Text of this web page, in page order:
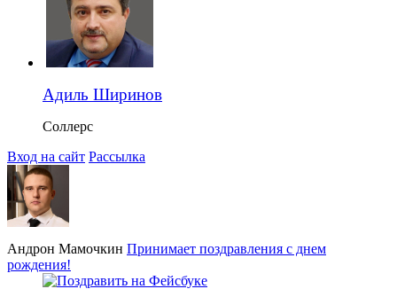
Адиль Ширинов
Соллерс
Вход на сайт Рассылка
Андрон Мамочкин Принимает поздравления с днем
рождения!